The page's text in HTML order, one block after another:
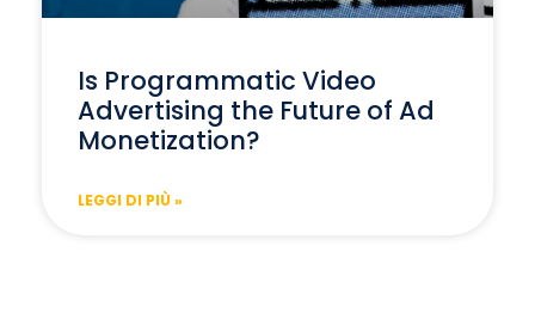
Is Programmatic Video
Advertising the Future of Ad
Monetization?
LEGGI DI PIÙ »